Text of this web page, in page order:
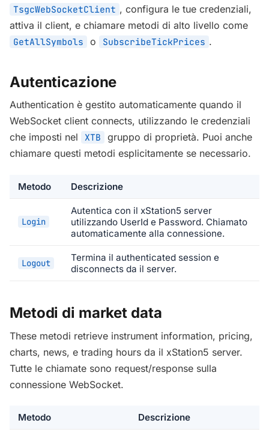
TsgcWebSocketClient , configura le tue credenziali,
attiva il client, e chiamare metodi di alto livello come
GetAllSymbols o SubscribeTickPrices .
Autenticazione
Authentication è gestito automaticamente quando il
WebSocket client connects, utilizzando le credenziali
che imposti nel
XTB
gruppo di proprietà. Puoi anche
chiamare questi metodi esplicitamente se necessario.
Metodo Descrizione
Login
Autentica con il xStation5 server
utilizzando UserId e Password. Chiamato
automaticamente alla connessione.
Logout
Termina il authenticated session e
disconnects da il server.
Metodi di market data
These metodi retrieve instrument information, pricing,
charts, news, e trading hours da il xStation5 server.
Tutte le chiamate sono request/response sulla
connessione WebSocket.
Metodo Descrizione